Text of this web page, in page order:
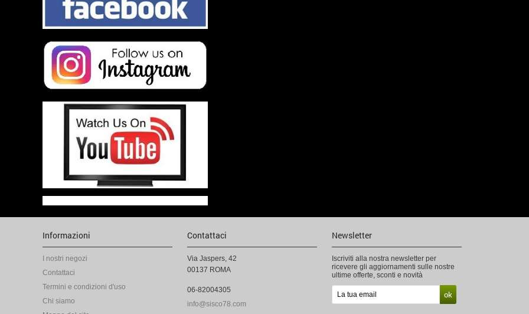
Informazioni
I nostri negozi
Contattaci
Termini e condizioni d'uso
Chi siamo
Contattaci
Via Jaspers, 42
00137 ROMA
06-82004305
info@sisco78.com
Newsletter
Iscriviti alla nostra newsletter per
ricevere gli aggiornamenti sulle nostre
ultime offerte, sconti e novità